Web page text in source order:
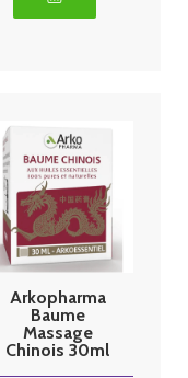
Arkopharma
Baume
Massage
Chinois 30ml